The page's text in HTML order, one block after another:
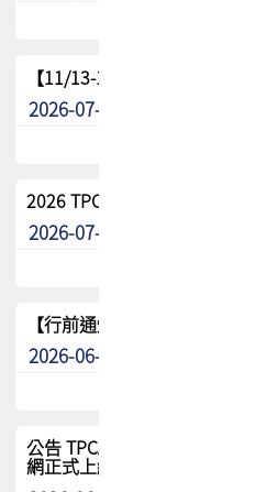
【11/13-15】2026 TPCA 百岳登
2026-07-22
2026 TPCA中南區會員問卷暨7/
2026-07-08
【行前通知】8/15(六) 2026
2026-06-29
公告 TPCA 台灣電路板協會官網
網正式上線！